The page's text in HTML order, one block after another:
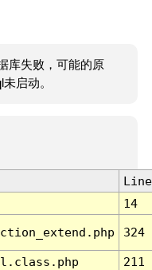
库失败，可能的原
启动。
Line
14
324
211